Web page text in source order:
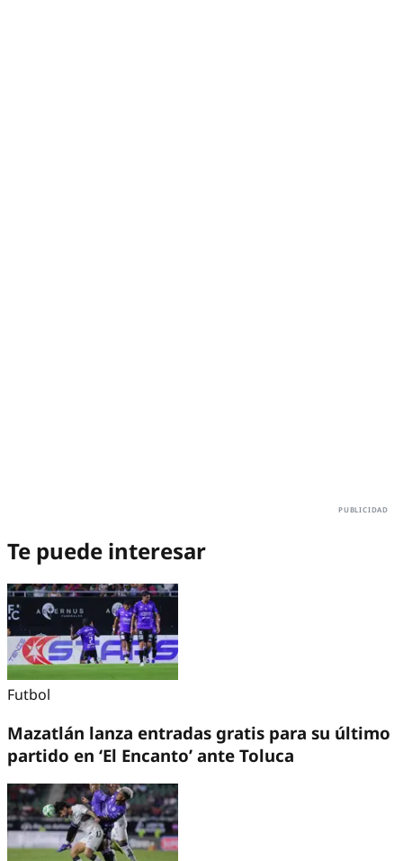
Te puede interesar
Futbol
Mazatlán lanza entradas gratis para su último
partido en ‘El Encanto’ ante Toluca